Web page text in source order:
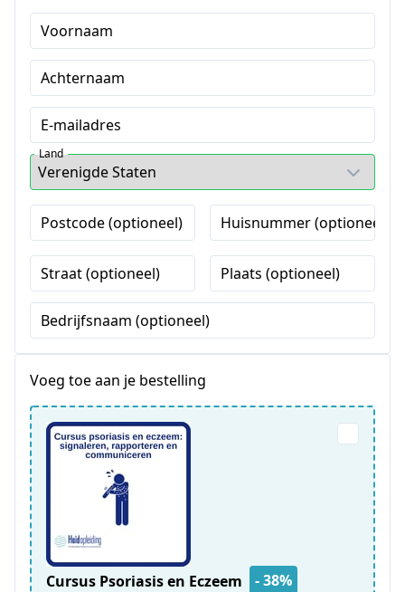
Voornaam
Achternaam
E-mailadres
Land
Postcode (optioneel) Huisnummer (optioneel)
Straat (optioneel) Plaats (optioneel)
Bedrijfsnaam (optioneel)
Voeg toe aan je bestelling
Cursus Psoriasis en Eczeem
- 38%